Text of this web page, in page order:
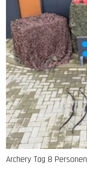
Archery Tag 8 Personen